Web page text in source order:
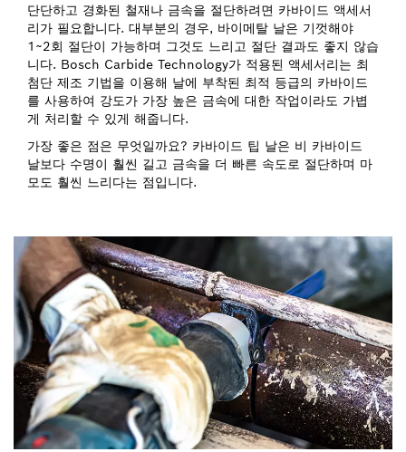
단단하고 경화된 철재나 금속을 절단하려면 카바이드 액세서
리가 필요합니다. 대부분의 경우, 바이메탈 날은 기껏해야
1~2회 절단이 가능하며 그것도 느리고 절단 결과도 좋지 않습
니다. Bosch Carbide Technology가 적용된 액세서리는 최
첨단 제조 기법을 이용해 날에 부착된 최적 등급의 카바이드
를 사용하여 강도가 가장 높은 금속에 대한 작업이라도 가볍
게 처리할 수 있게 해줍니다.
가장 좋은 점은 무엇일까요? 카바이드 팁 날은 비 카바이드
날보다 수명이 훨씬 길고 금속을 더 빠른 속도로 절단하며 마
모도 훨씬 느리다는 점입니다.